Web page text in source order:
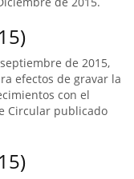
de 2015,
efectos de gravar la
con el
Circular publicado